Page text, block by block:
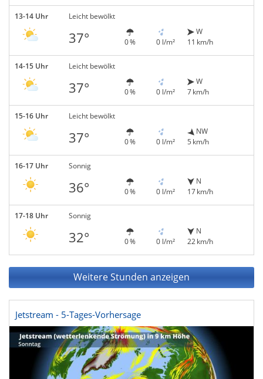
13-14 Uhr Leicht bewölkt
37° 0 % 0 l/m²
W
11 km/h
14-15 Uhr Leicht bewölkt
37° 0 % 0 l/m²
W
7 km/h
15-16 Uhr Leicht bewölkt
37° 0 % 0 l/m²
NW
5 km/h
16-17 Uhr Sonnig
36° 0 % 0 l/m²
N
17 km/h
17-18 Uhr Sonnig
32° 0 % 0 l/m²
N
22 km/h
Weitere Stunden anzeigen
Jetstream - 5-Tages-Vorhersage